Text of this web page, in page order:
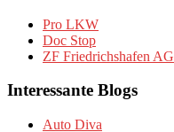
Pro LKW
Doc Stop
ZF Friedrichshafen AG
Interessante Blogs
Auto Diva